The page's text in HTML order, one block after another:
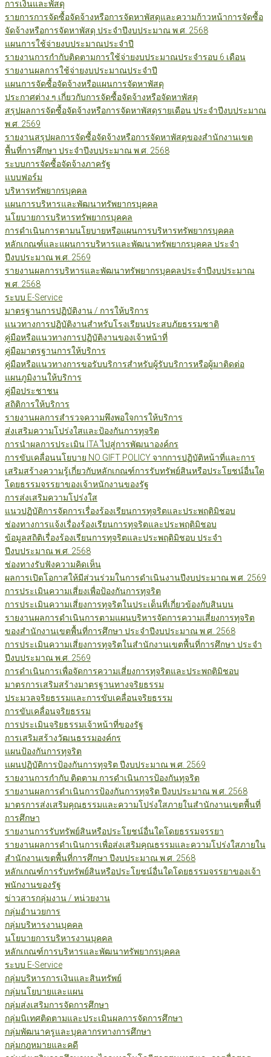
การเงินและพัสดุ
รายการการจัดซื้อจัดจ้างหรือการจัดหาพัสดุและความก้าวหน้าการจัดซื้อ
จัดจ้างหรือการจัดหาพัสดุ ประจำปีงบประมาณ พ.ศ. 2568
แผนการใช้จ่ายงบประมาณประจำปี
รายงานการกำกับติดตามการใช้จ่ายงบประมาณประจำรอบ 6 เดือน
รายงานผลการใช้จ่ายงบประมาณประจำปี
แผนการจัดซื้อจัดจ้างหรือแผนการจัดหาพัสดุ
ประกาศต่าง ๆ เกี่ยวกับการจัดซื้อจัดจ้างหรือจัดหาพัสดุ
สรุปผลการจัดซื้อจัดจ้างหรือการจัดหาพัสดุรายเดือน ประจำปีงบประมาณ
พ.ศ. 2569
รายงานสรุปผลการจัดซื้อจัดจ้างหรือการจัดหาพัสดุของสำนักงานเขต
พื้นที่การศึกษา ประจำปีงบประมาณ พ.ศ. 2568
ระบบการจัดซื้อจัดจ้างภาครัฐ
แบบฟอร์ม
บริหารทรัพยากรบุคคล
แผนการบริหารและพัฒนาทรัพยากรบุคคล
นโยบายการบริหารทรัพยากรบุคคล
การดำเนินการตามนโยบายหรือแผนการบริหารทรัพยากรบุคคล
หลักเกณฑ์และแผนการบริหารและพัฒนาทรัพยากรบุคคล ประจำ
ปีงบประมาณ พ.ศ. 2569
รายงานผลการบริหารและพัฒนาทรัพยากรบุคคลประจำปีงบประมาณ
พ.ศ. 2568
ระบบ E-Service
มาตรฐานการปฏิบัติงาน / การให้บริการ
แนวทางการปฏิบัติงานสำหรับโรงเรียนประสบภัยธรรมชาติ
คู่มือหรือแนวทางการปฏิบัติงานของเจ้าหน้าที่
คู่มือมาตรฐานการให้บริการ
คู่มือหรือแนวทางการขอรับบริการสำหรับผู้รับบริการหรือผู้มาติดต่อ
แผนภูมิงานให้บริการ
คู่มือประชาชน
สถิติการให้บริการ
รายงานผลการสำรวจความพึงพอใจการให้บริการ
ส่งเสริมความโปร่งใสและป้องกันการทุจริต
การนำผลการประเมิน ITA ไปสู่การพัฒนาองค์กร
การขับเคลื่อนนโยบาย NO GIFT POLICY จากการปฏิบัติหน้าที่และการ
เสริมสร้างความรู้เกี่ยวกับหลักเกณฑ์การรับทรัพย์สินหรือประโยชน์อื่นใด
โดยธรรมจรรยาของเจ้าหนักงานของรัฐ
การส่งเสริมความโปร่งใส
แนวปฏิบัติการจัดการเรื่องร้องเรียนการทุจริตและประพฤติมิชอบ
ช่องทางการแจ้งเรื่องร้องเรียนการทุจริตและประพฤติมิชอบ
ข้อมูลสถิติเรื่องร้องเรียนการทุจริตและประพฤติมิชอบ ประจำ
ปีงบประมาณ พ.ศ. 2568
ช่องทางรับฟังความคิดเห็น
ผลการเปิดโอกาสให้มีส่วนร่วมในการดำเนินงานปีงบประมาณ พ.ศ. 2569
การประเมินความเสี่ยงเพื่อป้องกันการทุจริต
การประเมินความเสี่ยงการทุจริตในประเด็นที่เกี่ยวข้องกับสินบน
รายงานผลการดำเนินการตามแผนบริหารจัดการความเสี่ยงการทุจริต
ของสำนักงานเขตพื้นที่การศึกษา ประจำปีงบประมาณ พ.ศ. 2568
การประเมินความเสี่ยงการทุจริตในสำนักงานเขตพื้นที่การศึกษา ประจำ
ปีงบประมาณ พ.ศ. 2569
การดำเนินการเพื่อจัดการความเสี่ยงการทุจริตและประพฤติมิชอบ
มาตรการเสริมสร้างมาตรฐานทางจริยธรรม
ประมวลจริยธรรมและการขับเคลื่อนจริยธรรม
การขับเคลื่อนจริยธรรม
การประเมินจริยธรรมเจ้าหน้าที่ของรัฐ
การเสริมสร้างวัฒนธรรมองค์กร
แผนป้องกันการทุจริต
แผนปฏิบัติการป้องกันการทุจริต ปีงบประมาณ พ.ศ. 2569
รายงานการกำกับ ติดตาม การดำเนินการป้องกันทุจริต
รายงานผลการดำเนินการป้องกันการทุจริต ปีงบประมาณ พ.ศ. 2568
มาตรการส่งเสริมคุณธรรมและความโปร่งใสภายในสำนักงานเขตพื้นที่
การศึกษา
รายงานการรับทรัพย์สินหรือประโยชน์อื่นใดโดยธรรมจรรยา
รายงานผลการดำเนินการเพื่อส่งเสริมคุณธรรมและความโปร่งใสภายใน
สำนักงานเขตพื้นที่การศึกษา ปีงบประมาณ พ.ศ. 2568
หลักเกณฑ์การรับทรัพย์สินหรือประโยชน์อื่นใดโดยธรรมจรรยาของเจ้า
พนักงานของรัฐ
ข่าวสารกลุ่มงาน / หน่วยงาน
กลุ่มอำนวยการ
กลุ่มบริหารงานบุคคล
นโยบายการบริหารงานบุคคล
หลักเกณฑ์การบริหารและพัฒนาทรัพยากรบุคคล
ระบบ E-Service
กลุ่มบริหารการเงินและสินทรัพย์
กลุ่มนโยบายและแผน
กลุ่มส่งเสริมการจัดการศึกษา
กลุ่มนิเทศติดตามและประเมินผลการจัดการศึกษา
กลุ่มพัฒนาครูและบุคลากรทางการศึกษา
กลุ่มกฎหมายและคดี